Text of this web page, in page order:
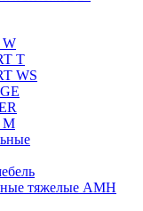
W
T
WS
M
тяжелые AMH